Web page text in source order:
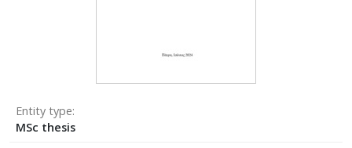
Entity type
MSc thesis